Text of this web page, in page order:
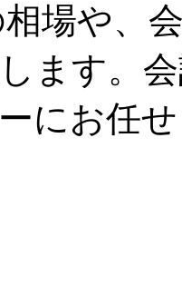
場や、
ます。
にお任